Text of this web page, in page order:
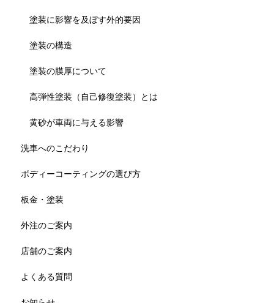
塗装に影響を及ぼす外的要因
塗装の構造
塗装の膜厚について
高弾性塗装（自己修復塗装）とは
黄砂が車両に与える影響
洗車へのこだわり
ボディーコーティングの選び方
板金・塗装
外注のご案内
店舗のご案内
よくある質問